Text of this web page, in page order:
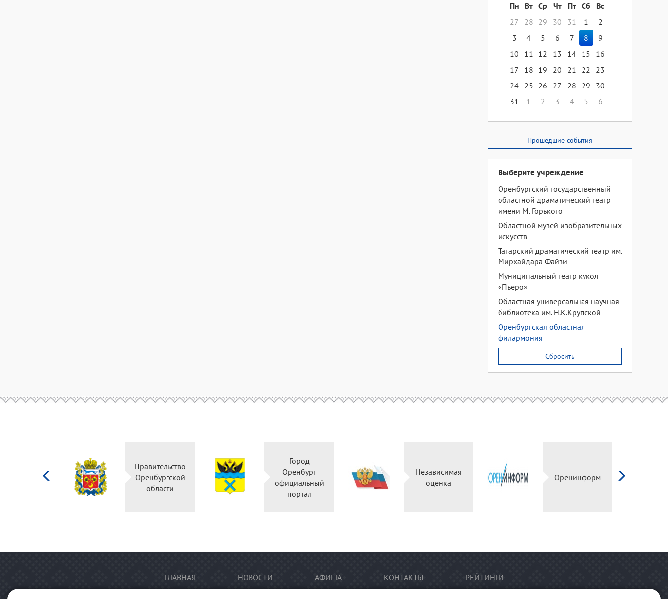
Пн
Вт Ср Чт Пт Сб
Вс
27
28 29 30 31 1
2
3
4 5 6 7 8
9
10
11 12 13 14 15
16
17
18 19 20 21 22
23
24 25 26 27 28 29
30
31
1 2 3 4 5 6
Прошедшие события
Выберите учреждение
Оренбургский государственный
областной драматический театр
имени М. Горького
Областной музей изобразительных
искусств
Татарский драматический театр им.
Мирхайдара Файзи
Муниципальный театр кукол
«Пьеро»
Областная универсальная научная
библиотека им. Н.К.Крупской
Оренбургская областная
филармония
Сбросить
Правительство
Оренбургской
области
Город
Оренбург
официальный
портал
Независимая
оценка
Оренинформ
ГЛАВНАЯ НОВОСТИ АФИША КОНТАКТЫ РЕЙТИНГИ